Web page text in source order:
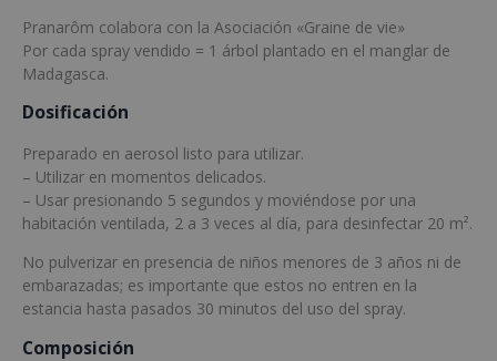
Pranarôm colabora con la Asociación «Graine de vie»
Por cada spray vendido = 1 árbol plantado en el manglar de
Madagasca.
Dosificación
Preparado en aerosol listo para utilizar.
– Utilizar en momentos delicados.
– Usar presionando 5 segundos y moviéndose por una
habitación ventilada, 2 a 3 veces al día, para desinfectar 20 m².
No pulverizar en presencia de niños menores de 3 años ni de
embarazadas; es importante que estos no entren en la
estancia hasta pasados 30 minutos del uso del spray.
Composición